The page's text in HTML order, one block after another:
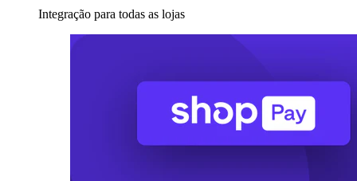
Integração para todas as lojas